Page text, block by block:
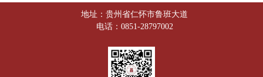
地址：贵州省仁怀市鲁班大道
电话：0851-28797002